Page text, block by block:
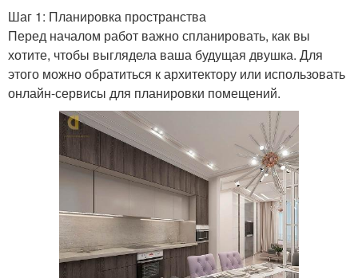
Шаг 1: Планировка пространства
Перед началом работ важно спланировать, как вы
хотите, чтобы выглядела ваша будущая двушка. Для
этого можно обратиться к архитектору или использовать
онлайн-сервисы для планировки помещений.